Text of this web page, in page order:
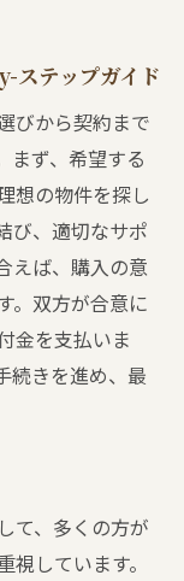
ステップガイド
びから契約まで
まず、希望する
想の物件を探し
び、適切なサポ
えば、購入の意
。双方が合意に
金を支払いま
続きを進め、最
て、多くの方が
しています。